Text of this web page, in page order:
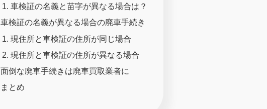
車検証の名義と苗字が異なる場合は？
車検証の名義が異なる場合の廃車手続き
現住所と車検証の住所が同じ場合
現住所と車検証の住所が異なる場合
面倒な廃車手続きは廃車買取業者に
まとめ